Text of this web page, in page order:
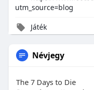
utm_source=blog
Játék
Névjegy
The 7 Days to Die